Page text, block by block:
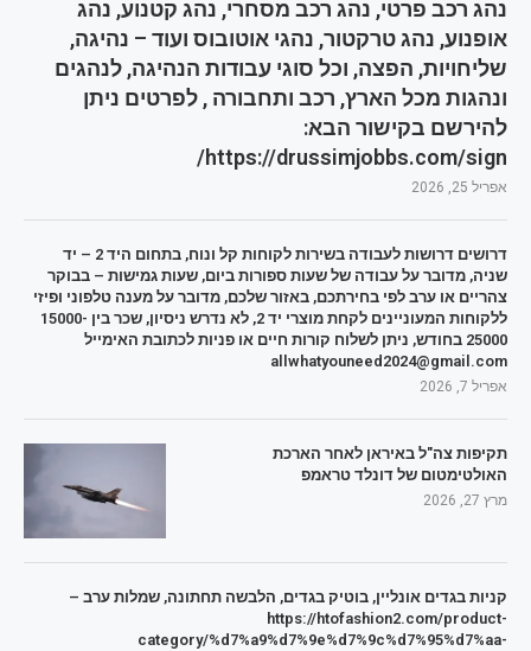
נהג רכב פרטי, נהג רכב מסחרי, נהג קטנוע, נהג
אופנוע, נהג טרקטור, נהגי אוטובוס ועוד – נהיגה,
שליחויות, הפצה, וכל סוגי עבודות הנהיגה, לנהגים
ונהגות מכל הארץ, רכב ותחבורה , לפרטים ניתן
להירשם בקישור הבא:
https://drussimjobbs.com/sign/
אפריל 25, 2026
דרושים דרושות לעבודה בשירות לקוחות קל ונוח, בתחום היד 2 – יד
שניה, מדובר על עבודה של שעות ספורות ביום, שעות גמישות – בבוקר
צהריים או ערב לפי בחירתכם, באזור שלכם, מדובר על מענה טלפוני ופיזי
ללקוחות המעוניינים לקחת מוצרי יד 2, לא נדרש ניסיון, שכר בין 15000-
25000 בחודש, ניתן לשלוח קורות חיים או פניות לכתובת האימייל
allwhatyouneed2024@gmail.com
אפריל 7, 2026
תקיפות צה"ל באיראן לאחר הארכת
האולטימטום של דונלד טראמפ
מרץ 27, 2026
קניות בגדים אונליין, בוטיק בגדים, הלבשה תחתונה, שמלות ערב –
https://htofashion2.com/product-
category/%d7%a9%d7%9e%d7%9c%d7%95%d7%aa-